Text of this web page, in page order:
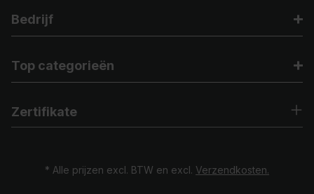
Bedrijf
Top categorieën
Zertifikate
* Alle prijzen excl. BTW en excl. Verzendkosten.